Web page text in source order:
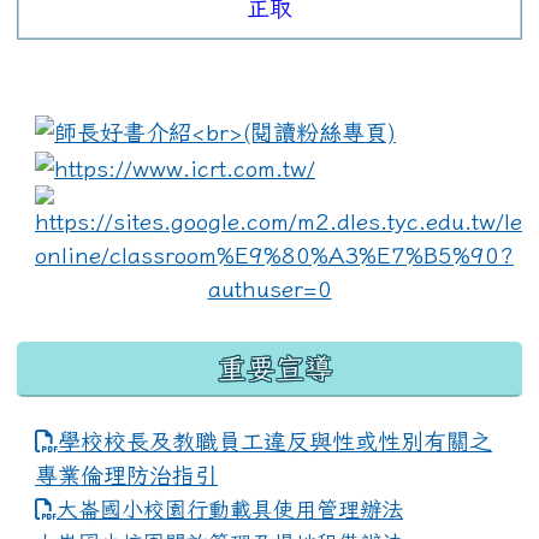
正取
link to https://
重要宣導
學校校長及教職員工違反與性或性別有關之
專業倫理防治指引
大崙國小校園行動載具使用管理辦法